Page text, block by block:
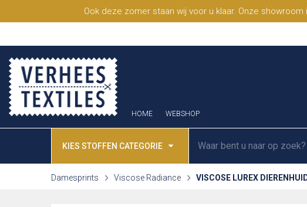
Ook deze zomer staan wij voor u klaar. Onze
HOME WEBSHOP
KIES STOFFEN CATEGORIE
Damesprints Viscose Radiance VISCOSE LUREX